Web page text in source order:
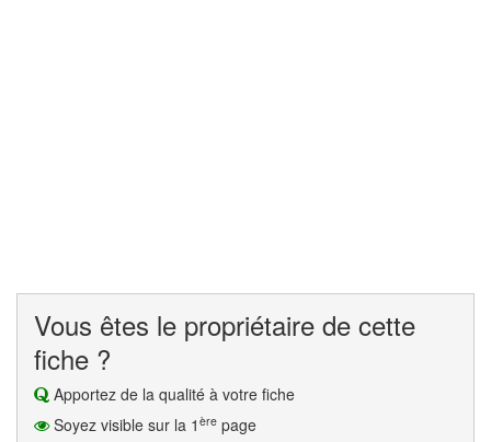
Vous êtes le propriétaire de cette
fiche ?
Apportez de la qualité à votre fiche
Soyez visible sur la 1 ère page